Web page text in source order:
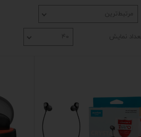
مرتبط‌ترین
نمایش ۴۰